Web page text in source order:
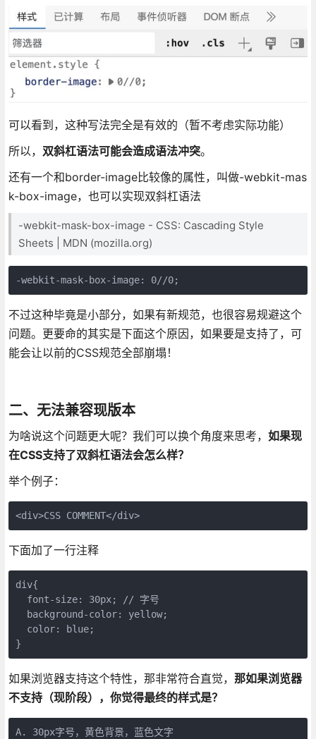
可以看到，这种写法完全是有效的（暂不考虑实际功能）
所以， 双斜杠语法可能会造成语法冲突。
还有一个和border-image比较像的属性，叫做-webkit-mas
k-box-image，也可以实现双斜杠语法
-webkit-mask-box-image - CSS: Cascading Style
Sheets | MDN (mozilla.org)
-webkit-mask-box-image: 0//0;
不过这种毕竟是小部分，如果有新规范，也很容易规避这个
问题。更要命的其实是下面这个原因，如果要是支持了，可
能会让以前的CSS规范全部崩塌！
二、无法兼容现版本
为啥说这个问题更大呢？我们可以换个角度来思考， 如果现
在CSS支持了双斜杠语法会怎么样？
举个例子：
<div>CSS COMMENT</div>
下面加了一行注释
div{
  font-size: 30px; // 字号
  background-color: yellow;
  color: blue;
}
如果浏览器支持这个特性，那非常符合直觉， 那如果浏览器
不支持（现阶段），你觉得最终的样式是？
A. 30px字号，黄色背景，蓝色文字